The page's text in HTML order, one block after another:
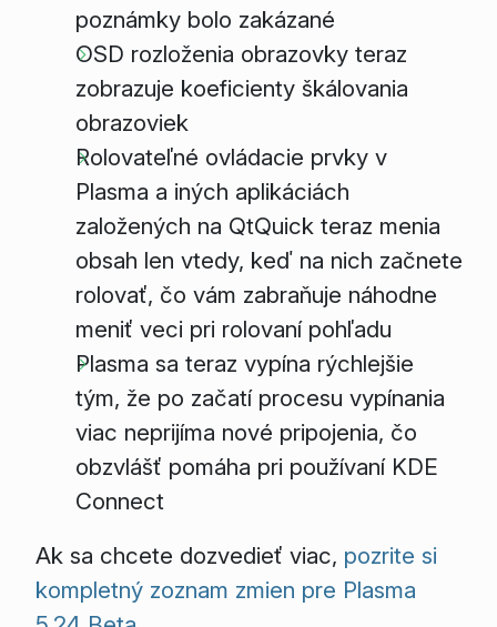
poznámky bolo zakázané
OSD rozloženia obrazovky teraz
zobrazuje koeficienty škálovania
obrazoviek
Rolovateľné ovládacie prvky v
Plasma a iných aplikáciách
založených na QtQuick teraz menia
obsah len vtedy, keď na nich začnete
rolovať, čo vám zabraňuje náhodne
meniť veci pri rolovaní pohľadu
Plasma sa teraz vypína rýchlejšie
tým, že po začatí procesu vypínania
viac neprijíma nové pripojenia, čo
obzvlášť pomáha pri používaní KDE
Connect
Ak sa chcete dozvedieť viac, pozrite si
kompletný zoznam zmien pre Plasma